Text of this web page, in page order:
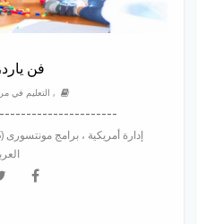
فن
, التعليم في